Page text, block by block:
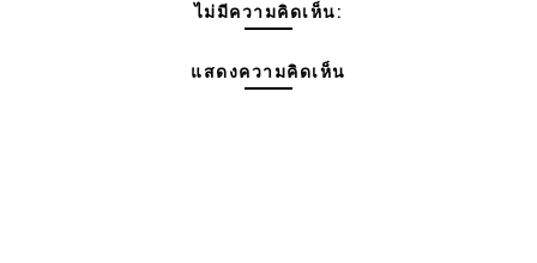
ไม่มีความคิดเห็น:
แสดงความคิดเห็น